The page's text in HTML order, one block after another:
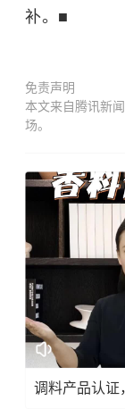
补。■
免责声明
本文来自腾讯新
场。
调料产品认证